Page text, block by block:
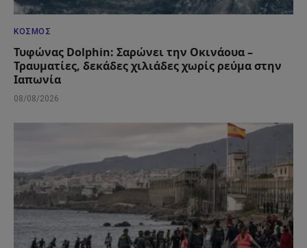
ΚΌΣΜΟΣ
Τυφώνας Dolphin: Σαρώνει την Οκινάουα –
Τραυματίες, δεκάδες χιλιάδες χωρίς ρεύμα στην
Ιαπωνία
08/08/2026